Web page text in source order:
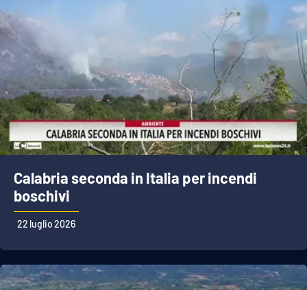
Calabria seconda in Italia per incendi
boschivi
22 luglio 2026